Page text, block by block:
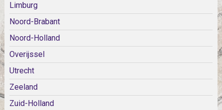
Limburg
Noord-Brabant
Noord-Holland
Overijssel
Utrecht
Zeeland
Zuid-Holland